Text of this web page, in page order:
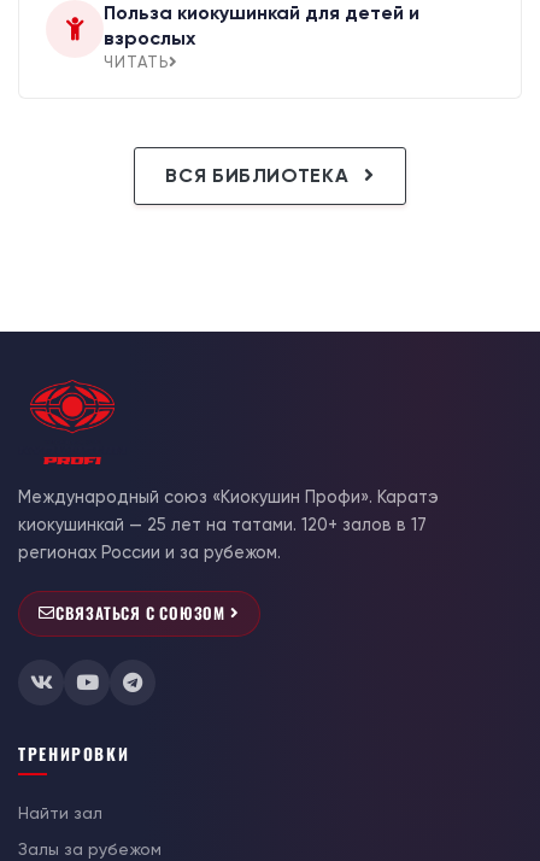
Польза киокушинкай для детей и
взрослых
ЧИТАТЬ
ВСЯ БИБЛИОТЕКА
Международный союз «Киокушин Профи». Каратэ
киокушинкай — 25 лет на татами. 120+ залов в 17
регионах России и за рубежом.
СВЯЗАТЬСЯ С СОЮЗОМ
ТРЕНИРОВКИ
Найти зал
Залы за рубежом